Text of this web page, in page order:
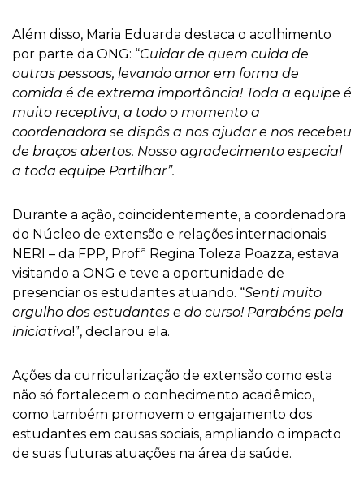
Além disso, Maria Eduarda destaca o acolhimento
por parte da ONG: “Cuidar de quem cuida de
outras pessoas, levando amor em forma de
comida é de extrema importância! Toda a equipe é
muito receptiva, a todo o momento a
coordenadora se dispôs a nos ajudar e nos recebeu
de braços abertos. Nosso agradecimento especial
a toda equipe Partilhar”.
Durante a ação, coincidentemente, a coordenadora
do Núcleo de extensão e relações internacionais
NERI – da FPP, Profª Regina Toleza Poazza, estava
visitando a ONG e teve a oportunidade de
presenciar os estudantes atuando. “Senti muito
orgulho dos estudantes e do curso! Parabéns pela
iniciativa!”, declarou ela.
Ações da curricularização de extensão como esta
não só fortalecem o conhecimento acadêmico,
como também promovem o engajamento dos
estudantes em causas sociais, ampliando o impacto
de suas futuras atuações na área da saúde.